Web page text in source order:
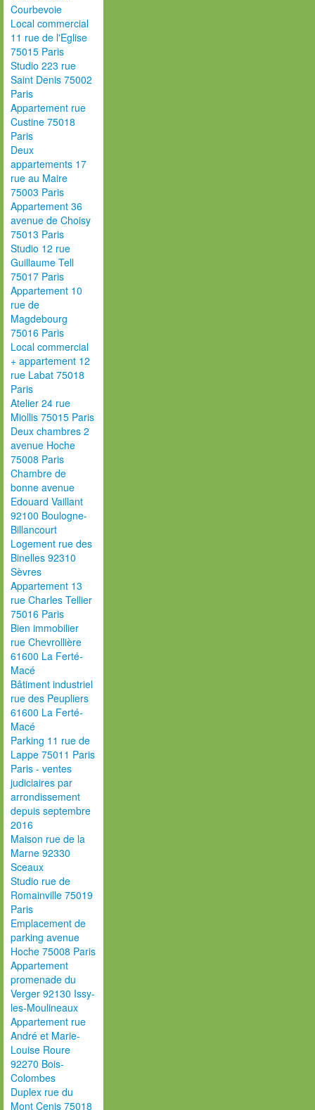
Courbevoie
Local commercial
11 rue de l'Eglise
75015 Paris
Studio 223 rue
Saint Denis 75002
Paris
Appartement rue
Custine 75018
Paris
Deux
appartements 17
rue au Maire
75003 Paris
Appartement 36
avenue de Choisy
75013 Paris
Studio 12 rue
Guillaume Tell
75017 Paris
Appartement 10
rue de
Magdebourg
75016 Paris
Local commercial
+ appartement 12
rue Labat 75018
Paris
Atelier 24 rue
Miollis 75015 Paris
Deux chambres 2
avenue Hoche
75008 Paris
Chambre de
bonne avenue
Edouard Vaillant
92100 Boulogne-
Billancourt
Logement rue des
Binelles 92310
Sèvres
Appartement 13
rue Charles Tellier
75016 Paris
Bien immobilier
rue Chevrollière
61600 La Ferté-
Macé
Bâtiment industriel
rue des Peupliers
61600 La Ferté-
Macé
Parking 11 rue de
Lappe 75011 Paris
Paris - ventes
judiciaires par
arrondissement
depuis septembre
2016
Maison rue de la
Marne 92330
Sceaux
Studio rue de
Romainville 75019
Paris
Emplacement de
parking avenue
Hoche 75008 Paris
Appartement
promenade du
Verger 92130 Issy-
les-Moulineaux
Appartement rue
André et Marie-
Louise Roure
92270 Bois-
Colombes
Duplex rue du
Mont Cenis 75018